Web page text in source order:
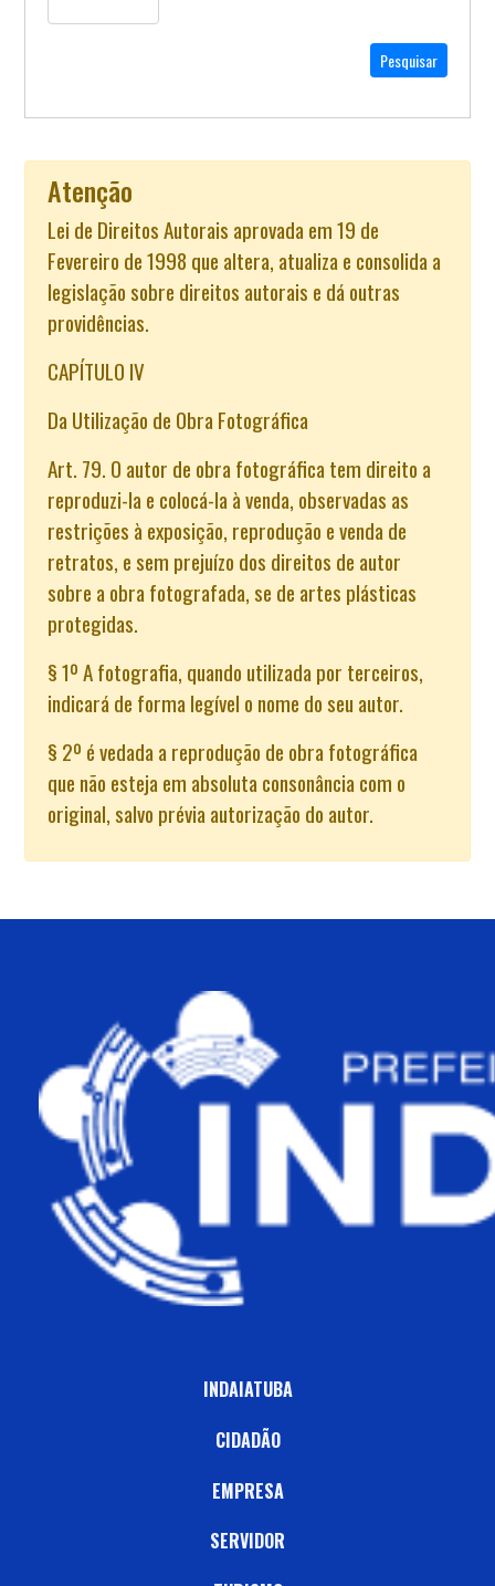
Atenção
Lei de Direitos Autorais aprovada em 19 de
Fevereiro de 1998 que altera, atualiza e consolida a
legislação sobre direitos autorais e dá outras
providências.
CAPÍTULO IV
Da Utilização de Obra Fotográfica
Art. 79. O autor de obra fotográfica tem direito a
reproduzi-la e colocá-la à venda, observadas as
restrições à exposição, reprodução e venda de
retratos, e sem prejuízo dos direitos de autor
sobre a obra fotografada, se de artes plásticas
protegidas.
§ 1º A fotografia, quando utilizada por terceiros,
indicará de forma legível o nome do seu autor.
§ 2º é vedada a reprodução de obra fotográfica
que não esteja em absoluta consonância com o
original, salvo prévia autorização do autor.
INDAIATUBA
CIDADÃO
EMPRESA
SERVIDOR